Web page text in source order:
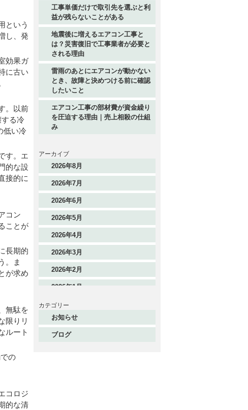
という
し、発
効果ガ
に古い
。以前
する冷
低い冷
す。エ
的な設
接的に
コン
ことが
長期的
。ま
が求め
無駄を
限りリ
ルート
の
コロジ
的な清
工事単価だけで取引先を選ぶと利
益が残らないことがある
地震後に増えるエアコン工事と
は？災害復旧で工事業者が必要と
される理由
雷雨のあとにエアコンが動かない
とき、故障と決めつける前に確認
したいこと
エアコン工事の部材費が資金繰り
を圧迫する理由｜売上相殺の仕組
み
アーカイブ
2026年8月
2026年7月
2026年6月
2026年5月
2026年4月
2026年3月
2026年2月
2026年1月
2025年12月
2025年11月
2025年10月
カテゴリー
お知らせ
ブログ